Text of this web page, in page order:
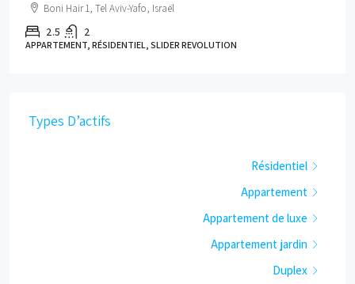
Boni Hair 1, Tel Aviv-Yafo, Israël
2.5 2
APPARTEMENT, RÉSIDENTIEL, SLIDER REVOLUTION
Types D’actifs
Résidentiel
Appartement
Appartement de luxe
Appartement jardin
Duplex